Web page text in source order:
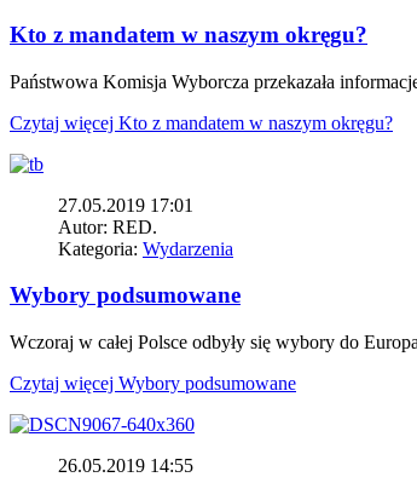
Kto z mandatem w naszym okręgu?
Państwowa Komisja Wyborcza przekazała
Czytaj więcej Kto z mandatem w naszym okręgu?
27.05.2019 17:01
Autor: RED.
Kategoria: Wydarzenia
Wybory podsumowane
Wczoraj w całej Polsce odbyły się wybory do
Czytaj więcej Wybory podsumowane
26.05.2019 14:55